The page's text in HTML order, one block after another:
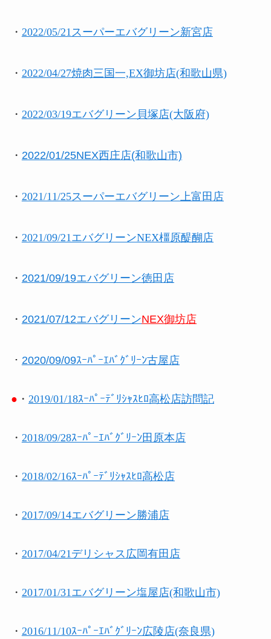
・ 2022/05/21スーパーエバグリーン新宮店
・ 2022/04/27焼肉三国一,EX御坊店(和歌山県)
・ 2022/03/19エバグリーン貝塚店(大阪府)
・ 2022/01/25NEX西庄店(和歌山市)
・ 2021/11/25スーパーエバグリーン上富田店
・ 2021/09/21エバグリーンNEX橿原醍醐店
・ 2021/09/19エバグリーン徳田店
・ 2021/07/12エバグリーンNEX御坊店
・ 2020/09/09ｽｰﾊﾟｰｴﾊﾞｸﾞﾘｰﾝ古屋店
● ・ 2019/01/18ｽｰﾊﾟｰﾃﾞﾘｼｬｽﾋﾛ高松店訪問記
・ 2018/09/28ｽｰﾊﾟｰｴﾊﾞｸﾞﾘｰﾝ田原本店
・ 2018/02/16ｽｰﾊﾟｰﾃﾞﾘｼｬｽﾋﾛ高松店
・ 2017/09/14エバグリーン勝浦店
・ 2017/04/21デリシャス広岡有田店
・ 2017/01/31エバグリーン塩屋店(和歌山市)
・ 2016/11/10ｽｰﾊﾟｰｴﾊﾞｸﾞﾘｰﾝ広陵店(奈良県)